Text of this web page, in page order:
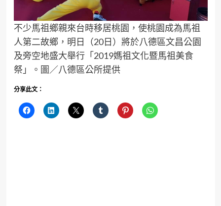
不少馬祖鄉親來台時移居桃園，使桃園成為馬祖
人第二故鄉，明日（20日）將於八德區文昌公園
及旁空地盛大舉行「2019媽祖文化暨馬祖美食
祭」。圖／八德區公所提供
分享此文：